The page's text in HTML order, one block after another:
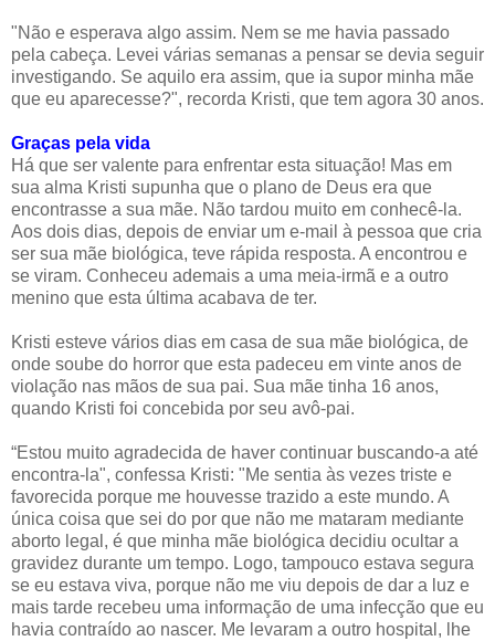
"Não e esperava algo assim. Nem se me havia passado
pela cabeça. Levei várias semanas a pensar se devia seguir
investigando. Se aquilo era assim, que ia supor minha mãe
que eu aparecesse?", recorda Kristi, que tem agora 30 anos.
Graças pela vida
Há que ser valente para enfrentar esta situação! Mas em
sua alma Kristi supunha que o plano de Deus era que
encontrasse a sua mãe. Não tardou muito em conhecê-la.
Aos dois dias, depois de enviar um e-mail à pessoa que cria
ser sua mãe biológica, teve rápida resposta. A encontrou e
se viram. Conheceu ademais a uma meia-irmã e a outro
menino que esta última acabava de ter.
Kristi esteve vários dias em casa de sua mãe biológica, de
onde soube do horror que esta padeceu em vinte anos de
violação nas mãos de sua pai. Sua mãe tinha 16 anos,
quando Kristi foi concebida por seu avô-pai.
“Estou muito agradecida de haver continuar buscando-a até
encontra-la", confessa Kristi: "Me sentia às vezes triste e
favorecida porque me houvesse trazido a este mundo. A
única coisa que sei do por que não me mataram mediante
aborto legal, é que minha mãe biológica decidiu ocultar a
gravidez durante um tempo. Logo, tampouco estava segura
se eu estava viva, porque não me viu depois de dar a luz e
mais tarde recebeu uma informação de uma infecção que eu
havia contraído ao nascer. Me levaram a outro hospital, lhe